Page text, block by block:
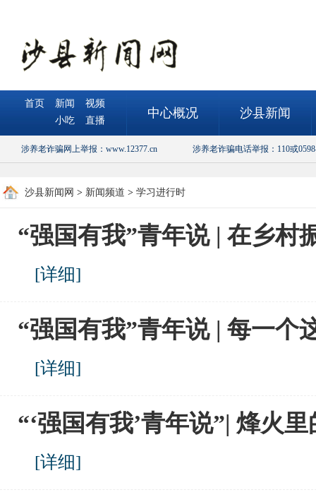
首页
新闻
小吃
视频
直播
中心概况 沙县新闻
涉养老诈骗网上举报：www.12377.cn 涉养老诈骗电话举报：110或
沙县新闻网 > 新闻频道 > 学习进行时
“强国有我”青年说 | 在乡村
[详细]
“强国有我”青年说 | 每一个
[详细]
“‘强国有我’青年说”| 烽火
[详细]